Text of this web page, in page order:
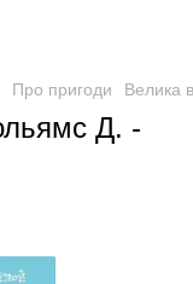
Про пригоди Велика
Д. -